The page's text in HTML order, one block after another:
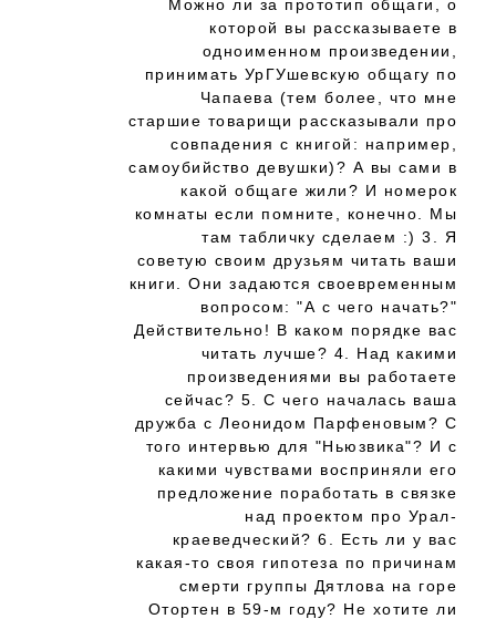
Можно ли за прототип общаги, о
которой вы рассказываете в
одноименном произведении,
принимать УрГУшевскую общагу по
Чапаева (тем более, что мне
старшие товарищи рассказывали про
совпадения с книгой: например,
самоубийство девушки)? А вы сами в
какой общаге жили? И номерок
комнаты если помните, конечно. Мы
там табличку сделаем :) 3. Я
советую своим друзьям читать ваши
книги. Они задаются своевременным
вопросом: "А с чего начать?"
Действительно! В каком порядке вас
читать лучше? 4. Над какими
произведениями вы работаете
сейчас? 5. С чего началась ваша
дружба с Леонидом Парфеновым? С
того интервью для "Ньюзвика"? И с
какими чувствами восприняли его
предложение поработать в связке
над проектом про Урал-
краеведческий? 6. Есть ли у вас
какая-то своя гипотеза по причинам
смерти группы Дятлова на горе
Отортен в 59-м году? Не хотите ли